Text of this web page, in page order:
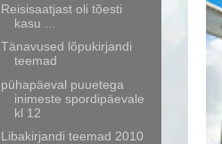
Reisisaatjast oli tõesti
kasu ...
Tänavused lõpukirjandi
teemad
pühapäeval puuetega
inimeste spordipäevale
kl 12
Libakirjandi teemad 2010